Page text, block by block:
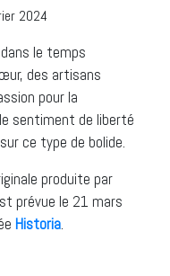
2024
le temps
des artisans
pour la
sentiment de liberté
ce type de bolide.
produite par
prévue le 21 mars
Historia.